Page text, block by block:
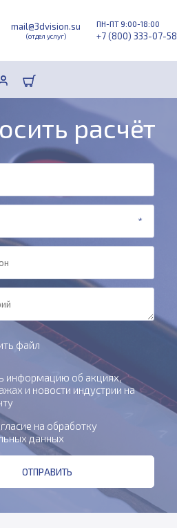
mail@3dvision.su
(отдел услуг)
ПН-ПТ 9:00-18:00
+7 (800) 333-07-58
расчёт
файл
информацию об акциях,
и новости индустрии на
на обработку
данных
ОТПРАВИТЬ